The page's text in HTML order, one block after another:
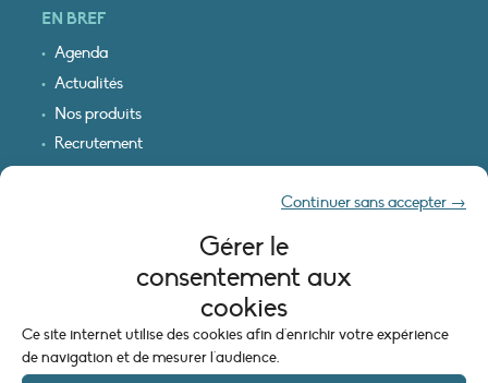
Gérer le
consentement aux
cookies
Ce site internet utilise des cookies afin d'enrichir votre expérience
de navigation et de mesurer l'audience.
Continuer sans accepter →
EN BREF
Agenda
Actualités
Nos produits
Recrutement
INFORMATIONS LÉGALES
Mentions légales
Politique de cookies (UE)